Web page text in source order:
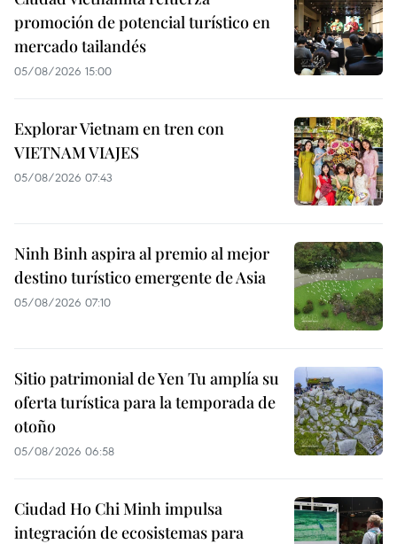
promoción de potencial turístico en
mercado tailandés
05/08/2026 15:00
Explorar Vietnam en tren con
VIETNAM VIAJES
05/08/2026 07:43
Ninh Binh aspira al premio al mejor
destino turístico emergente de Asia
05/08/2026 07:10
Sitio patrimonial de Yen Tu amplía su
oferta turística para la temporada de
otoño
05/08/2026 06:58
Ciudad Ho Chi Minh impulsa
integración de ecosistemas para